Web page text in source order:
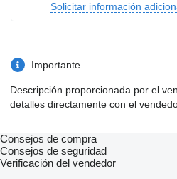
Solicitar información
Importante
Descripción proporcionada por el
detalles directamente con el
Consejos de compra
Consejos de seguridad
Verificación del vendedor